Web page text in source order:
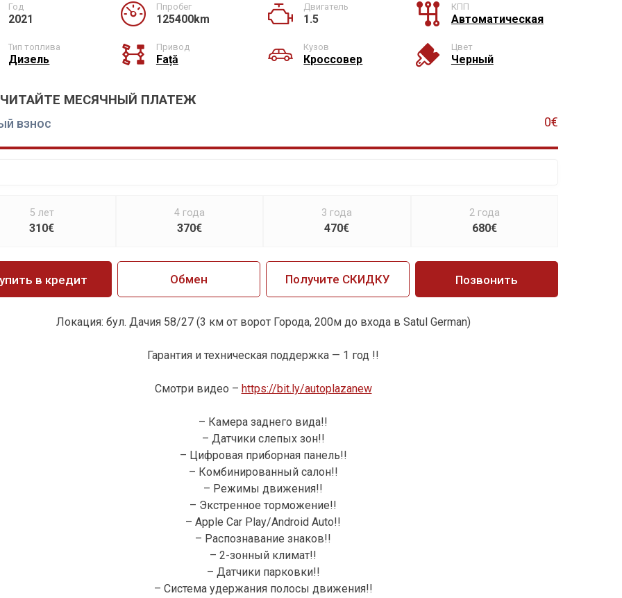
Год
2021
Ппробег
125400km
Двигатель
1.5
КПП
Автоматическая
Тип топлива
Дизель
Привод
Față
Кузов
Кроссовер
Цвет
Черный
МЕСЯЧНЫЙ ПЛАТЕЖ
взнос 0€
5 лет
310€
4 года
370€
3 года
470€
2 года
680€
в кредит Обмен Получите СКИДКУ Позвонить
Локация: бул. Дачия 58/27 (3 км от ворот Города, 200м до входа в Satul German)
Гарантия и техническая поддержка — 1 год !!
Смотри видео – https://bit.ly/autoplazanew
– Камера заднего вида!!
– Датчики слепых зон!!
– Цифровая приборная панель!!
– Комбинированный салон!!
– Режимы движения!!
– Экстренное торможение!!
– Apple Car Play/Android Auto!!
– Распознавание знаков!!
– 2-зонный климат!!
– Датчики парковки!!
– Система удержания полосы движения!!